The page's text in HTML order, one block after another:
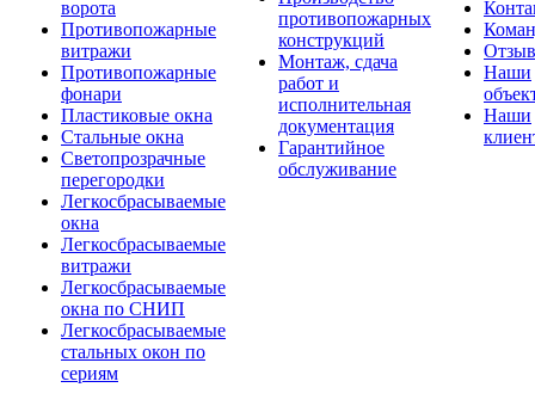
ворота
Противопожарные
витражи
Противопожарные
фонари
Пластиковые окна
Стальные окна
Светопрозрачные
перегородки
Легкосбрасываемые
окна
Легкосбрасываемые
витражи
Легкосбрасываемые
окна по СНИП
Легкосбрасываемые
стальных окон по
сериям
противопожарных
конструкций
Монтаж, сдача
работ и
исполнительная
документация
Гарантийное
обслуживание
Наши
Наши